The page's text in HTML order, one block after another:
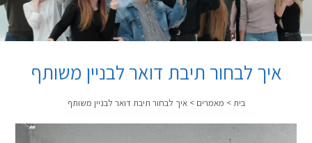
איך לבחור תיבת דואר לבניין משותף
בית> מאמרים >איך לבחור תיבת דואר לבניין משותף